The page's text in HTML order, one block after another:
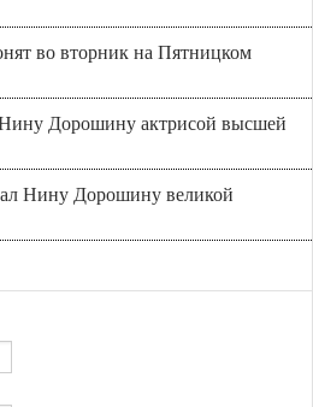
во вторник на Пятницком
Дорошину актрисой высшей
Нину Дорошину великой